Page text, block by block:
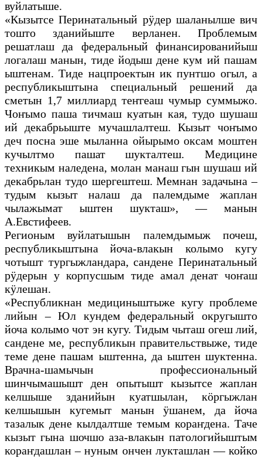
вуйлатыше.
«Кызытсе Перинатальный рӱдер шаланылше вич
тошто зданийыште верланен. Проблемым
решатлаш да федеральный финансированийыш
логалаш манын, тиде йодыш дене кум ий пашам
ыштенам. Тиде нацпроектын ик пунтшо огыл, а
республикыштына специальный решений да
сметын 1,7 миллиард теҥгеаш чумыр суммыжо.
Чоҥымо паша тичмаш куатын кая, тудо шушаш
ий декабрьыште мучашлалтеш. Кызыт чоҥымо
деч посна эше мыланна ойырымо оксам моштен
кучылтмо пашат шукталтеш. Медицине
техникым наледена, молан манаш гын шушаш ий
декабрьлан тудо шергештеш. Мемнан задачына –
тудым кызыт налаш да палемдыме жаплан
чылажымат ыштен шукташ», — манын
А.Евстифеев.
Регионым вуйлатышын палемдымыж почеш,
республикыштына йоча-влакын колымо кугу
чотышт тургыжландара, сандене Перинатальный
рӱдерын у корпусшым тиде амал денат чоҥаш
кӱлешан.
«Республикнан медициныштыже кугу проблеме
лийын – Юл кундем федеральный округышто
йоча колымо чот эн кугу. Тидым чыташ огеш лий,
сандене ме, республикын правительствыже, тиде
теме дене пашам ыштенна, да ыштен шуктенна.
Врачна-шамычын профессиональный
шинчымашышт ден опытышт кызытсе жаплан
келшыше зданийын куатшылан, кӧргыжлан
келшышын кугемыт манын ӱшанем, да йоча
тазалык дене кылдалтше темым кораҥдена. Таче
кызыт гына шочшо аза-влакын патологийыштым
кораҥдашлан – нуным ончен лукташлан — койко